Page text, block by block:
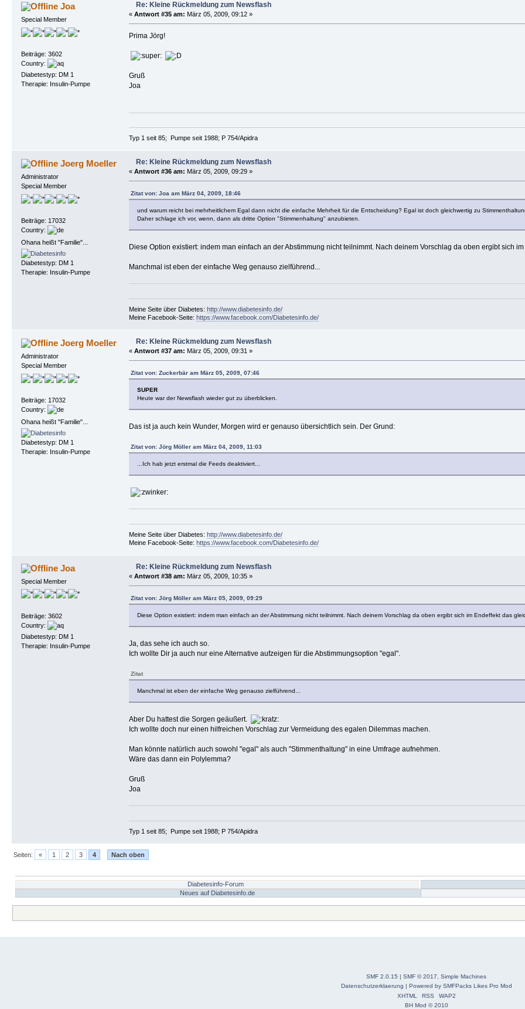
Joa
Special Member
Beiträge: 3602
Country:
Diabetestyp: DM 1
Therapie: Insulin-Pumpe
Re: Kleine Rückmeldung zum Newsflash
« Antwort #35 am: März 05, 2009, 09:12 »
Prima Jörg!
Gruß
Joa
Typ 1 seit 85; Pumpe seit 1988; P 754/Apidra
Joerg Moeller
Administrator
Special Member
Beiträge: 17032
Country:
Ohana heißt "Familie"...
Diabetestyp: DM 1
Therapie: Insulin-Pumpe
Re: Kleine Rückmeldung zum Newsflash
« Antwort #36 am: März 05, 2009, 09:29 »
Zitat von: Joa am März 04, 2009, 18:46
und warum reicht bei mehrheitlichem Egal dann nicht die einfache Mehrheit für die Entscheidung? Egal ist doch gleichwertig zu
Daher schlage ich vor, wenn, dann als dritte Option "Stimmenhaltung" anzubieten.
Diese Option existiert: indem man einfach an der Abstimmung nicht teilnimmt. Nach deinem Vorschlag da oben ergibt sich
Manchmal ist eben der einfache Weg genauso zielführend...
Meine Seite über Diabetes: http://www.diabetesinfo.de/
Meine Facebook-Seite: https://www.facebook.com/Diabetesinfo.de/
Joerg Moeller
Administrator
Special Member
Beiträge: 17032
Country:
Ohana heißt "Familie"...
Diabetestyp: DM 1
Therapie: Insulin-Pumpe
Re: Kleine Rückmeldung zum Newsflash
« Antwort #37 am: März 05, 2009, 09:31 »
Zitat von: Zuckerbär am März 05, 2009, 07:46
SUPER
Heute war der Newsflash wieder gut zu überblicken.
Das ist ja auch kein Wunder, Morgen wird er genauso übersichtlich sein. Der Grund:
Zitat von: Jörg Möller am März 04, 2009, 11:03
...Ich hab jetzt erstmal die Feeds deaktiviert...
Meine Seite über Diabetes: http://www.diabetesinfo.de/
Meine Facebook-Seite: https://www.facebook.com/Diabetesinfo.de/
Joa
Special Member
Beiträge: 3602
Country:
Diabetestyp: DM 1
Therapie: Insulin-Pumpe
Re: Kleine Rückmeldung zum Newsflash
« Antwort #38 am: März 05, 2009, 10:35 »
Zitat von: Jörg Möller am März 05, 2009, 09:29
Diese Option existiert: indem man einfach an der Abstimmung nicht teilnimmt. Nach deinem Vorschlag da oben ergibt sich im Endeffekt das
Ja, das sehe ich auch so.
Ich wollte Dir ja auch nur eine Alternative aufzeigen für die Abstimmungsoption "egal".
Zitat
Manchmal ist eben der einfache Weg genauso zielführend...
Aber Du hattest die Sorgen geäußert.
Ich wollte doch nur einen hilfreichen Vorschlag zur Vermeidung des egalen Dilemmas machen.
Man könnte natürlich auch sowohl "egal" als auch "Stimmenthaltung" in eine Umfrage aufnehmen.
Wäre das dann ein Polylemma?
Gruß
Joa
Typ 1 seit 85; Pumpe seit 1988; P 754/Apidra
Seiten: « 1 2 3 4 Nach oben
Diabetesinfo-Forum
Neues auf Diabetesinfo.de
SMF 2.0.15 | SMF © 2017
Simple Machines
Datenschutzerklaerung | Powered by SMFPacks Likes Pro Mod
XHTML
RSS
WAP2
BH Mod © 2010